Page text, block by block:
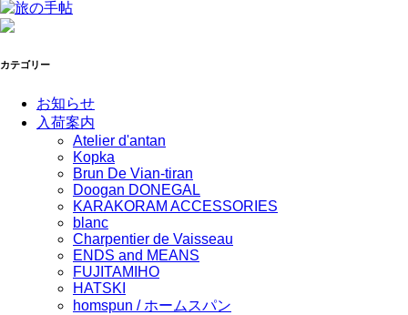
カテゴリー
お知らせ
入荷案内
Atelier d'antan
Kopka
Brun De Vian-tiran
Doogan DONEGAL
KARAKORAM ACCESSORIES
blanc
Charpentier de Vaisseau
ENDS and MEANS
FUJITAMIHO
HATSKI
homspun / ホームスパン